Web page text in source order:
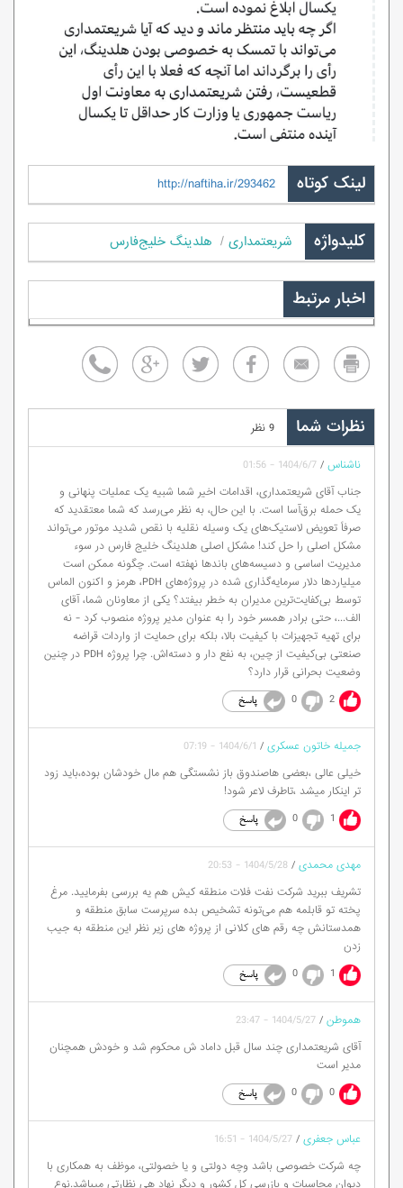
لینک کوتاه http://naftiha.ir/293462
کلیدواژه شریعتمداری هلدینگ خلیج‌فارس
اخبار مرتبط
نظرات شما 9 نظر
ناشناس /
1404/6/7 - 01:56
جناب آقای شریعتمداری، اقدامات اخیر شما شبیه یک عملیات پنهانی و
یک حمله برق‌آسا است. با این حال، به نظر می‌رسد که شما معتقدید که
صرفاً تعویض لاستیک‌های یک وسیله نقلیه با نقص شدید موتور می‌تواند
مشکل اصلی را حل کند! مشکل اصلی هلدینگ خلیج فارس در سوء
مدیریت اساسی و دسیسه‌های باندها نهفته است. چگونه ممکن است
میلیاردها دلار سرمایه‌گذاری شده در پروژه‌های PDH، هرمز و اکنون الماس
توسط بی‌کفایت‌ترین مدیران به خطر بیفتد؟ یکی از معاونان شما، آقای
الف...، حتی برادر همسر خود را به عنوان مدیر پروژه منصوب کرد - نه
برای تهیه تجهیزات با کیفیت بالا، بلکه برای حمایت از واردات قراضه
صنعتی بی‌کیفیت از چین، به نفع دار و دسته‌اش. چرا پروژه PDH در چنین
وضعیت بحرانی قرار دارد؟
2
0
جمیله خاتون عسکری /
1404/6/1 - 07:19
خیلی عالی ،بعضی هاصندوق باز نشستگی هم مال خودشان بوده،باید زود
تر اینکار میشد ،تاطرف لاعر شود!
1
0
مهدی محمدی /
1404/5/28 - 20:53
تشریف ببرید شرکت نفت فلات منطقه کیش هم یه بررسی بفرمایید. مرغ
پخته تو قابلمه هم می‌تونه تشخیص بده سرپرست سابق منطقه و
همدستانش چه رقم های کلانی از پروژه های زیر نظر این منطقه به جیب
زدن
1
0
هموطن /
1404/5/27 - 23:47
آقای شریعتمداری چند سال قبل داماد ش محکوم شد و خودش همچنان
مدیر است
0
0
عباس جعفری /
1404/5/27 - 16:51
چه شرکت خصوصی باشد وچه دولتی و یا خصولتی، موظف به همکاری با